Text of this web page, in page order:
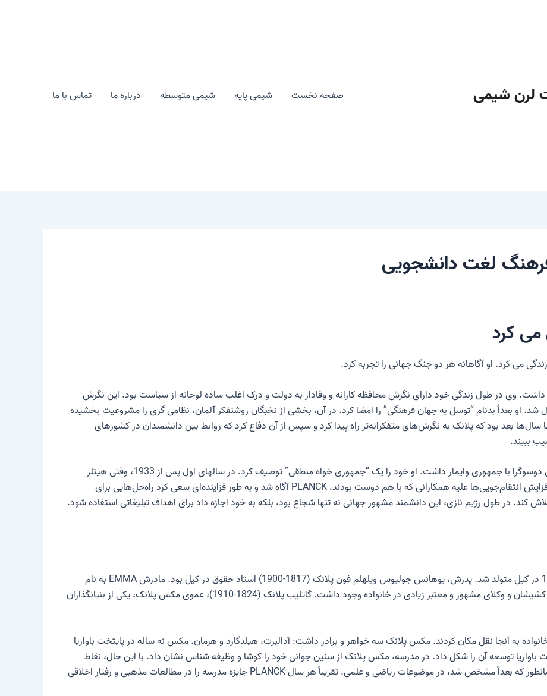
لرن شیمی صفحه نخست شیمی پایه شیمی متوسطه درباره ما تماس با ما
لغت دانشجویی
می کرد
داشت. وی در طول زندگی خود دارای نگرش محافظه کارانه و وفادار به دولت و درک اغلب ساده لوحانه از سیاست بود. این نگرش
اول شد. او بعداً بدنام “توسل به جهان فرهنگی” را امضا کرد. در آن، بخشی از نخبگان روشنفکر آلمان، نظامی گری را مشروعیت بخشیده
بعد بود که پلانک به نگرش‌های متفکرانه‌تر راه پیدا کرد و سپس از آن دفاع کرد که روابط بین دانشمندان در کشورهای
ببیند.
مانند بسیاری از همکاران علمی خود، پلانک رابطه ای دوسوگرا با جمهوری وایمار داشت. او خود را یک “جمهوری خواه منطقی” توصیف کرد. در سالهای اول پس از 1933، وقتی هیتلر
قدرت را به دست گرفت، پلانک درمانده بود. تنها با افزایش انتقام‌جویی‌ها علیه همکارانی که با هم دوست بودند، PLANCK آگاه شد و به طور فزاینده‌ای سعی کرد راه‌حل‌هایی برای
کند. در طول رژیم نازی، این دانشمند مشهور جهانی نه تنها شجاع بود، بلکه به خود اجازه داد برای اهداف تبلیغاتی استفاده شود.
کارل ارنست لودویگ مکس پلانک در 23 آوریل 1858 در کیل متولد شد. پدرش، یوهانس جولیوس ویلهلم فون پلانک (1817-1900) استاد حقوق در کیل بود. مادرش EMMA به نام
پتزیگ (1821-1914)، همسر دوم پدرش بود. علما، کشیشان و وکلای مشهور و معتبر زیادی در خانواده وجود داشت. گاتلیب پلانک (1824-1910)، عموی مکس پلانک، یکی از بنیانگذاران
شد و خانواده به آنجا نقل مکان کردند. مکس پلانک سه خواهر و برادر داشت: آدالبرت، هیلدگارد و هرمان. مکس نه ساله در پایتخت باواریا
توسعه آن را شکل داد. در مدرسه، مکس پلانک از سنین جوانی خود را کوشا و وظیفه شناس نشان داد. با این حال، نقاط
قوت او بیشتر در زمینه موسیقی و زبان بود و نه، همانطور که بعداً مشخص شد، در موضوعات ریاضی و علمی. تقریباً هر سال PLANCK جایزه مدرسه را در مطالعات مذهبی و رفتار اخلاقی